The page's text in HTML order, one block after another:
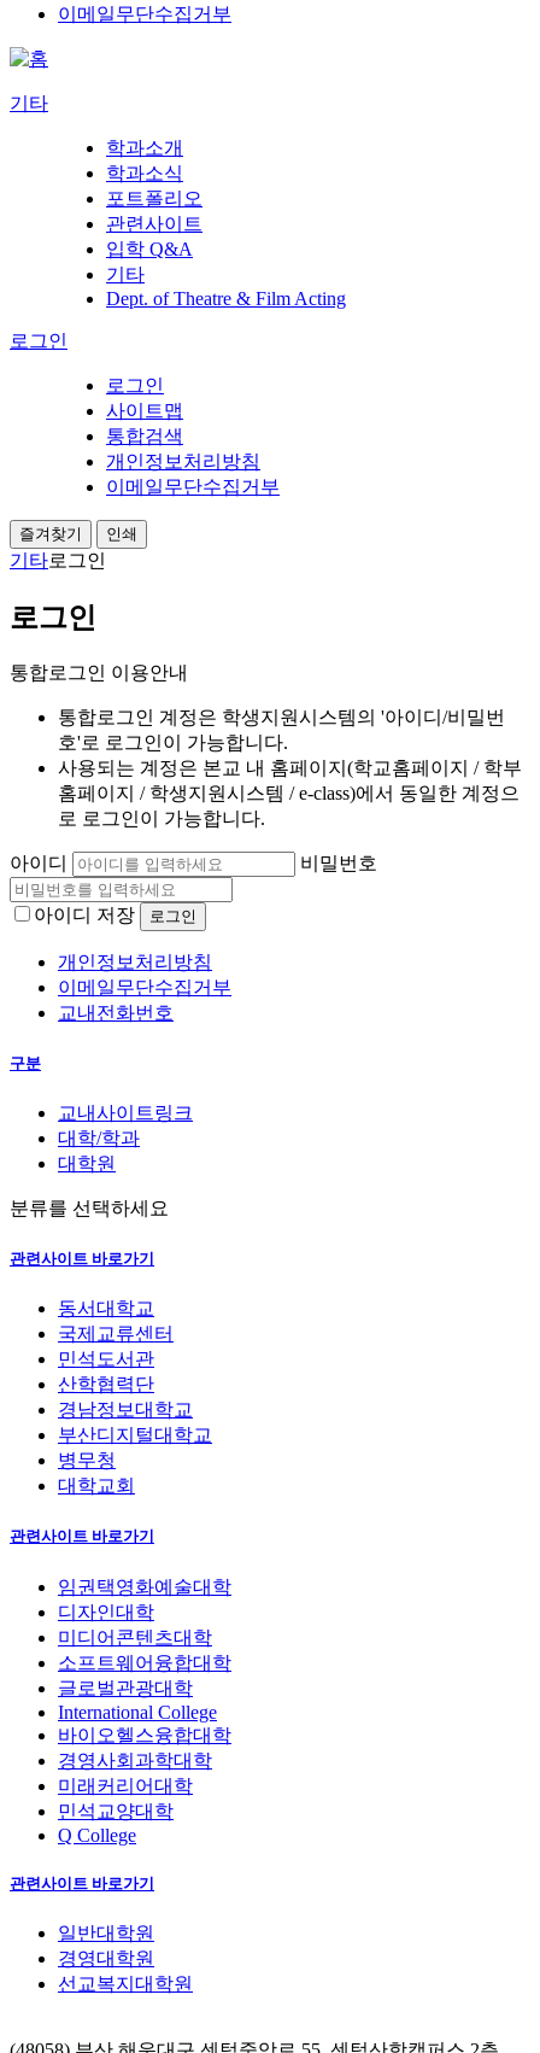
이메일무단수집거부
기타
학과소개
학과소식
포트폴리오
관련사이트
입학 Q&A
기타
Dept. of Theatre & Film Acting
로그인
로그인
사이트맵
통합검색
개인정보처리방침
이메일무단수집거부
즐겨찾기 인쇄
기타로그인
로그인
통합로그인 이용안내
통합로그인 계정은 학생지원시스템의 '아이디/비밀번
호'로 로그인이 가능합니다.
사용되는 계정은 본교 내 홈페이지(학교홈페이지 / 학부
홈페이지 / 학생지원시스템 / e-class)에서 동일한 계정으
로 로그인이 가능합니다.
아이디 비밀번호
아이디 저장
개인정보처리방침
이메일무단수집거부
교내전화번호
구분
교내사이트링크
대학/학과
대학원
분류를 선택하세요
관련사이트 바로가기
동서대학교
국제교류센터
민석도서관
산학협력단
경남정보대학교
부산디지털대학교
병무청
대학교회
관련사이트 바로가기
임권택영화예술대학
디자인대학
미디어콘텐츠대학
소프트웨어융합대학
글로벌관광대학
International College
바이오헬스융합대학
경영사회과학대학
미래커리어대학
민석교양대학
Q College
관련사이트 바로가기
일반대학원
경영대학원
선교복지대학원